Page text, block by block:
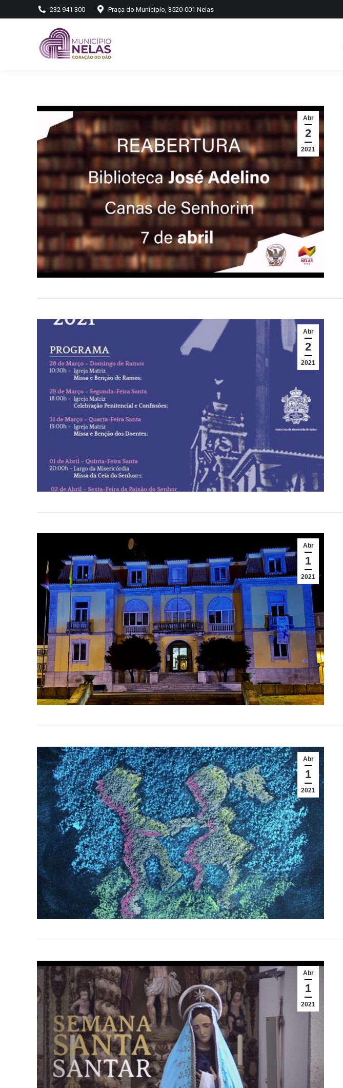
232 941 300 Praça do Municipio, 3520-001 Nelas
Abr
2
2021
Abr
2
2021
Abr
1
2021
Abr
1
2021
Abr
1
2021